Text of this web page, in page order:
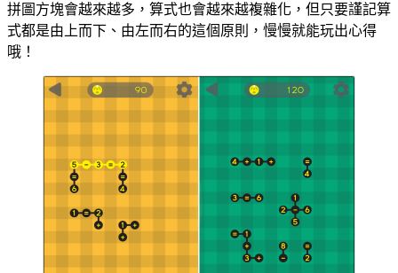
拼圖方塊會越來越多，算式也會越來越複雜化，但只要謹記算
式都是由上而下、由左而右的這個原則，慢慢就能玩出心得
哦！